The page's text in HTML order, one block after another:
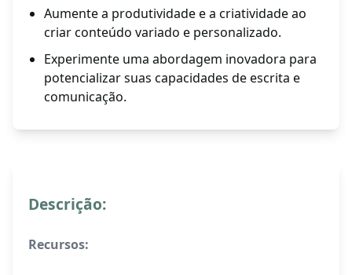
Aumente a produtividade e a criatividade ao
criar conteúdo variado e personalizado.
Experimente uma abordagem inovadora para
potencializar suas capacidades de escrita e
comunicação.
Descrição:
Recursos: